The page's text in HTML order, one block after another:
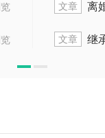
2.2w
如何进行
1.6w
料和手续